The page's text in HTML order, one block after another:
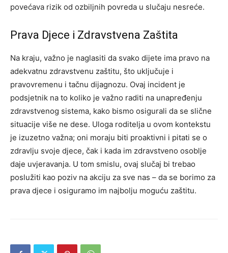
povećava rizik od ozbiljnih povreda u slučaju nesreće.
Prava Djece i Zdravstvena Zaštita
Na kraju, važno je naglasiti da svako dijete ima pravo na
adekvatnu zdravstvenu zaštitu, što uključuje i
pravovremenu i tačnu dijagnozu. Ovaj incident je
podsjetnik na to koliko je važno raditi na unapređenju
zdravstvenog sistema, kako bismo osigurali da se slične
situacije više ne dese. Uloga roditelja u ovom kontekstu
je izuzetno važna; oni moraju biti proaktivni i pitati se o
zdravlju svoje djece, čak i kada im zdravstveno osoblje
daje uvjeravanja. U tom smislu, ovaj slučaj bi trebao
poslužiti kao poziv na akciju za sve nas – da se borimo za
prava djece i osiguramo im najbolju moguću zaštitu.